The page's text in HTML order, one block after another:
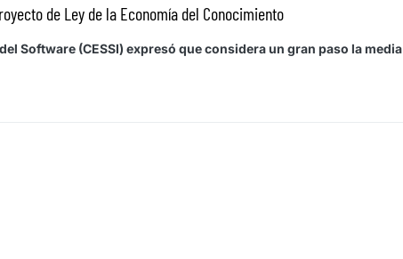
de Ley de la Economía del Conocimiento
Software (CESSI) expresó que considera un gran paso la media